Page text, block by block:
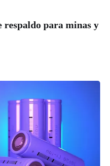
respaldo para minas y